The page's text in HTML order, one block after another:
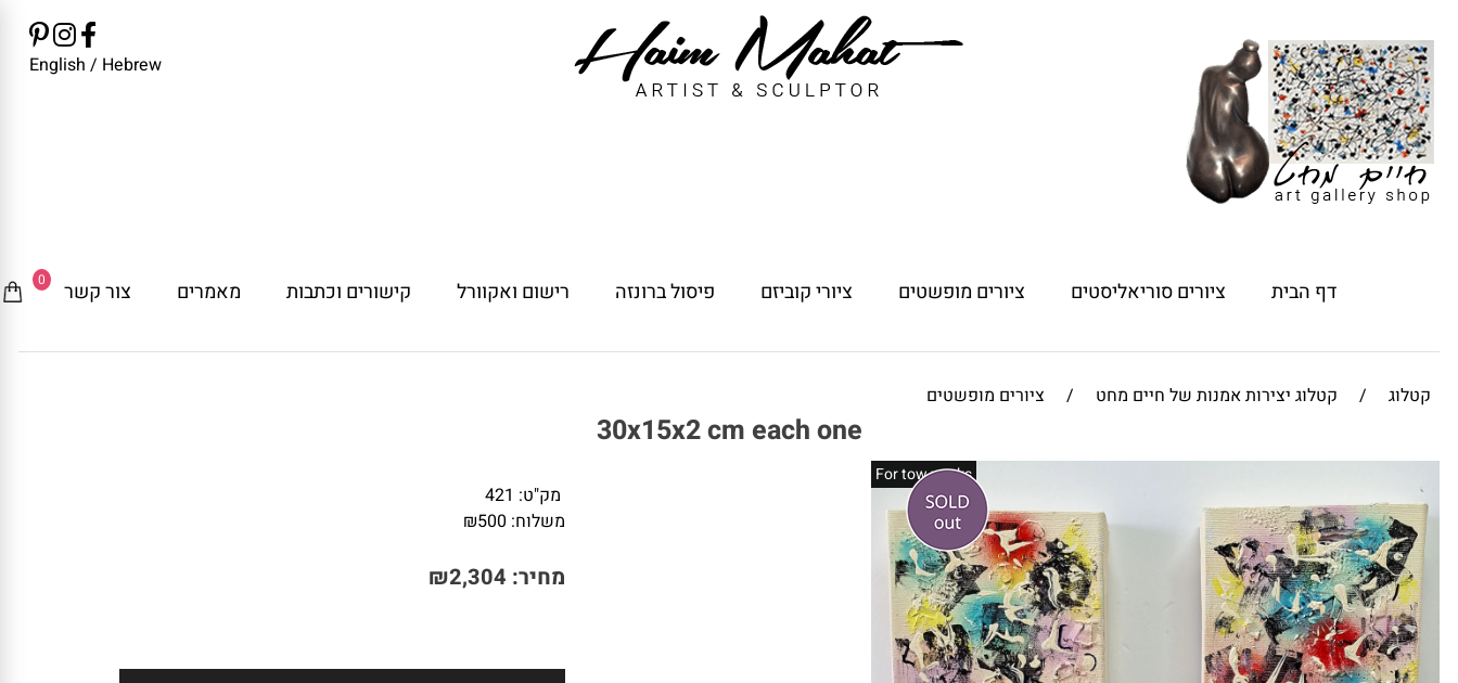
English / Hebrew
0 דף הבית ציורים סוריאליסטים ציורים מופשטים ציורי קוביזם פיסול ברונזה רישום ואקוורל קישורים וכתבות מאמרים צור קשר
קטלוג / קטלוג יצירות אמנות של חיים מחט / ציורים מופשטים
30x15x2 cm each one
For tow works
מק"ט: 421
משלוח:
₪500
מחיר: ₪2,304